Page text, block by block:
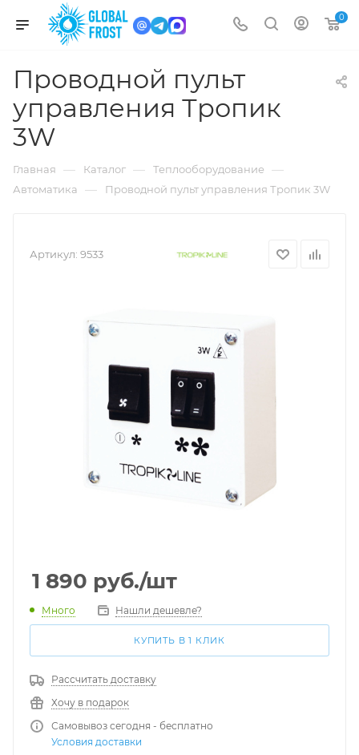
0
Проводной пульт
управления Тропик
3W
Главная — Каталог — Теплооборудование —
Автоматика — Проводной пульт управления Тропик 3W
Артикул: 9533
1 890 руб./шт
Много Нашли дешевле?
КУПИТЬ В 1 КЛИК
Рассчитать доставку
Хочу в подарок
Самовывоз сегодня - бесплатно
Условия доставки